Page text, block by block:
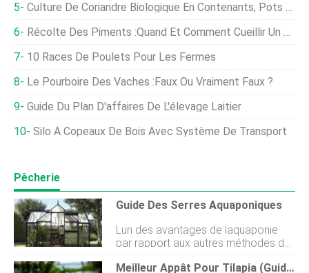
Culture De Coriandre Biologique En Contenants, Pots À La Maison
Récolte Des Piments :quand Et Comment Cueillir Un Piment
10 Races De Poulets Pour Les Fermes
Le Pourboire Des Vaches :faux Ou Vraiment Faux ?
Guide Du Plan D'affaires De L'élevage Laitier
Silo À Copeaux De Bois Avec Système De Transport
Pêcherie
Guide Des Serres Aquaponiques
Lun des avantages de laquaponie
par rapport aux autres méthodes de
culture est que les cultures peuvent
être cultivées dans une configuration
Meilleur Appât Pour Tilapia (Guide Catch'em All)